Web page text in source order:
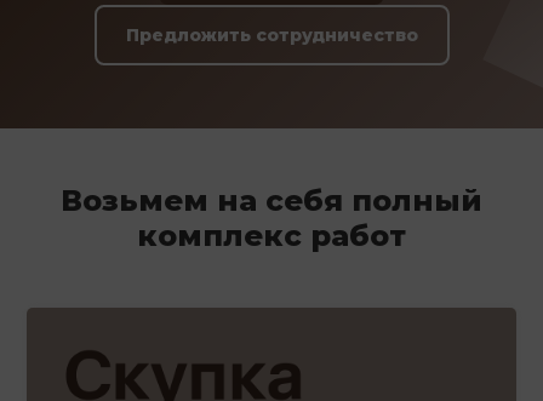
Предложить сотрудничество
Возьмем на себя полный
комплекс работ